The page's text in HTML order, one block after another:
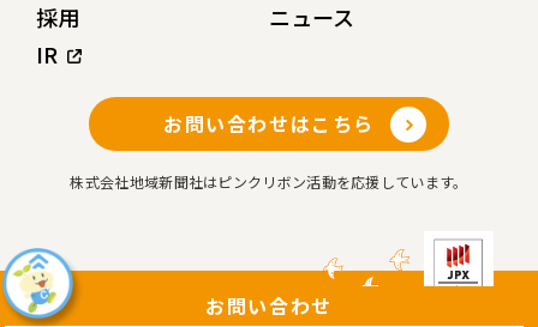
採用
IR
ニュース
お問い合わせはこちら
株式会社地域新聞社はピンクリボン活動を応援しています。
お問い合わせ